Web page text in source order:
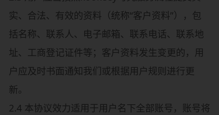
实、合法、有效的资料（统称“客户资料”），包
括名称、联系人、电子邮箱、联系电话、联系地
址、工商登记证件等；客户资料发生变更的，用
户应及时书面通知我们或根据用户规则进行更
新。
2.4 本协议效力适用于用户名下全部账号，账号将